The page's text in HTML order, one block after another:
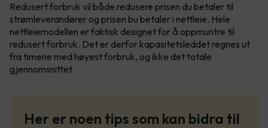
Redusert forbruk vil både redusere prisen du betaler til
strømleverandører og prisen bu betaler i nettleie. Hele
nettleiemodellen er faktisk designet for å oppmuntre til
redusert forbruk. Det er derfor kapasitetsleddet regnes ut
fra timene med høyest forbruk, og ikke det totale
gjennomsnittet.
Her er noen tips som kan bidra til